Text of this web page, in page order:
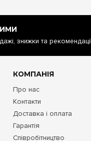
знижки та
КОМПАНІЯ
Про нас
Контакти
Доставка і оплата
Гарантія
Співробітництво